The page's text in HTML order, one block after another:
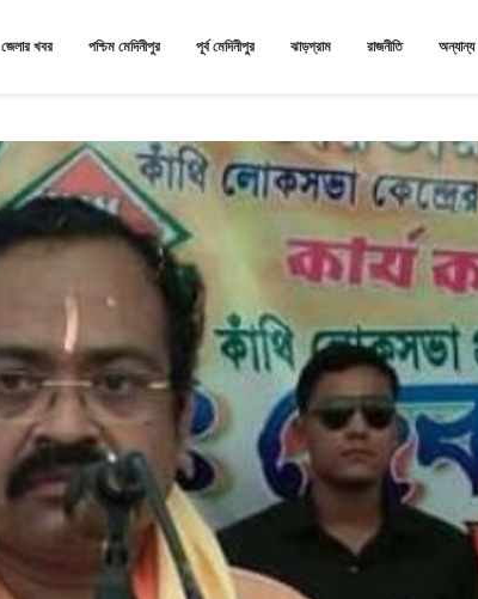
জেলার খবর পশ্চিম মেদিনীপুর পূর্ব মেদিনীপুর ঝাড়গ্রাম রাজনীতি অন্যান্য